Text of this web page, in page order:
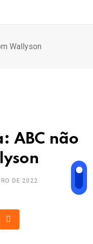
Wallyson
ABC não
DE 2022